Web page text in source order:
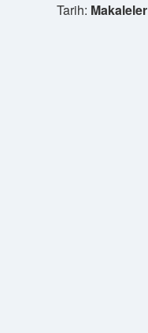
Tarih: Makaleler